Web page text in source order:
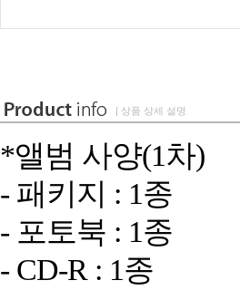
| 상품 상세 설명
*앨범 사양(1차)
- 패키지 : 1종
- 포토북 : 1종
- CD-R : 1종